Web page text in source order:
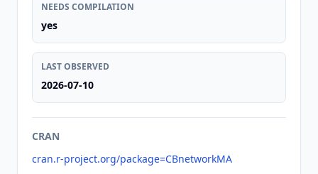
NEEDS COMPILATION
yes
LAST OBSERVED
2026-07-10
CRAN
cran.r-project.org/package=CBnetworkMA